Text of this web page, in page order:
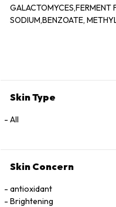
GALACTOMYCES,FERMENT
SODIUM,BENZOATE,
Skin Type
All
Skin Concern
antioxidant
Brightening